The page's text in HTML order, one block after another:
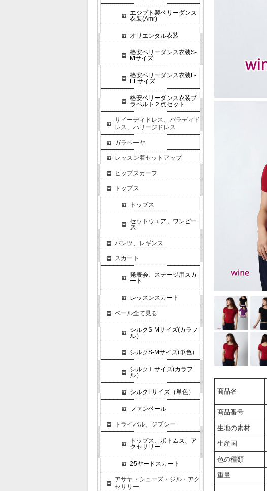
商品名
商品番号
生地の素材
生産国
色の種類
重量
エジプト製ベリーダンス
衣装(Amr)
オリエンタル衣装
格安ベリーダンス衣装S-
Mサイズ
格安ベリーダンス衣装L-
LLサイズ
格安ベリーダンス衣装ブ
ラベルト２点セット
サイーディドレス、バラディド
レス、ハリージドレス
ガラベーヤ
レッスン着セットアップ
ヒップスカーフ
トップス
トップス
セットウエア、ワンピー
ス
パンツ、レギンス
スカート
発表会、ステージ用スカ
ート
レッスンスカート
ベール全て見る
シルクS-Mサイズ(カラフ
ル）
シルクS-Mサイズ(単色）
シルクＬサイズ(カラフ
ル）
シルクLサイズ（単色）
ファンベール
トライバル、ジプシー
トップス、ボトムス、ア
クセサリー
25ヤードスカート
アサヤ・シューズ・ジル・アク
セサリー